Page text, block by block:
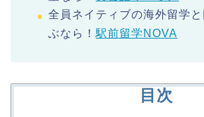
全員ネイティブの海外留学
ぶなら！駅前留学NOVA
目次